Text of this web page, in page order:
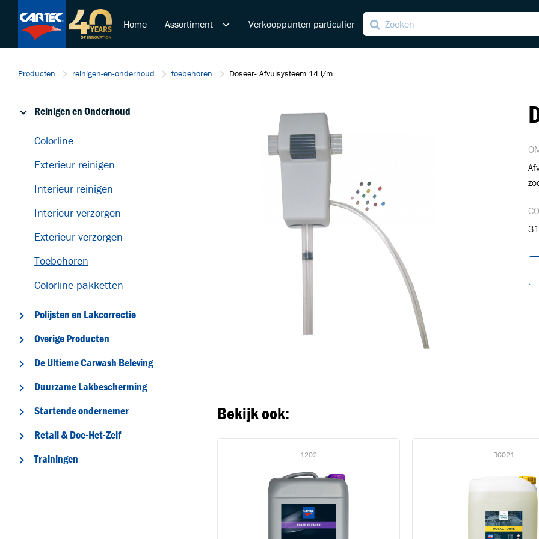
Home Assortiment
Polijsten en Lakcorrectie
De Ultieme Carwash Beleving
Verkooppunten particulier
Producten reinigen-en-onderhoud toebehoren Doseer- Afvulsysteem 14 l/m
Reinigen en Onderhoud
Colorline
Exterieur reinigen
Interieur reinigen
Interieur verzorgen
Exterieur verzorgen
Toebehoren
Colorline pakketten
Polijsten en Lakcorrectie
Overige Producten
De Ultieme Carwash Beleving
Duurzame Lakbescherming
Startende ondernemer
Retail & Doe-Het-Zelf
Trainingen
Bekijk ook:
1202 RC021
Toegevoegd aan winkelwagen